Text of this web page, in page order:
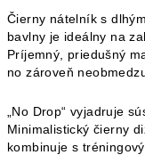
Čierny nátelník s
bavlny je ideálny na
Príjemný, priedušný
no zároveň
„No Drop“ vyjadruje
Minimalistický čierny
kombinuje s